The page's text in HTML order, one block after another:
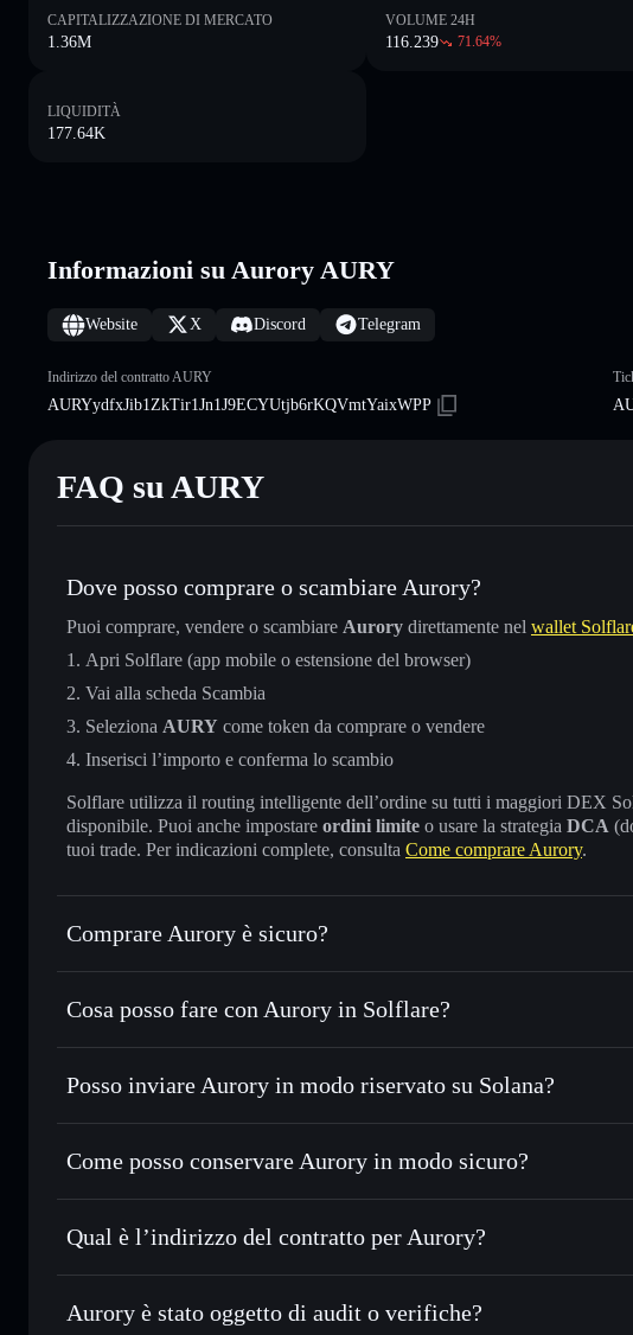
CAPITALIZZAZIONE DI MERCATO
1.36M
VOLUME 24H
116.239 71.64%
LIQUIDITÀ
177.64K
Informazioni su Aurory AURY
Website X Discord Telegram
Indirizzo del contratto AURY
AURYydfxJib1ZkTir1Jn1J9ECYUtjb6rKQVmtYaixWPP
FAQ su AURY
Dove posso comprare o scambiare Aurory?
Puoi comprare, vendere o scambiare Aurory direttamente nel wallet
Apri Solflare (app mobile o estensione del browser)
Vai alla scheda Scambia
Seleziona AURY come token da comprare o vendere
Inserisci l’importo e conferma lo scambio
Solflare utilizza il routing intelligente dell’ordine su tutti i maggiori DEX
disponibile. Puoi anche impostare ordini limite o usare la strategia DCA
tuoi trade. Per indicazioni complete, consulta Come comprare Aurory.
Comprare Aurory è sicuro?
Aurory token verificato
Cosa posso fare con Aurory in Solflare?
Aurory
wallet Solflare
Scambiare istantaneamente— scambia AURY in SOL, USDC o in
Usare il DCA— applica la strategia dollar-cost average su AURY nel
Inviare in modo riservato— trasferisci AURY senza collegare
privacy incorporato di Solflare
esclusivo controllo delle tue chiavi private
Posso inviare Aurory in modo riservato su Solana?
wallet Solflare Aggregatore di privacy
Come posso conservare Aurory in modo sicuro?
Aurory wallet non-
Qual è l’indirizzo del contratto per Aurory?
Aurory
AURY wallet Solflare
Aurory è stato oggetto di audit o verifiche?